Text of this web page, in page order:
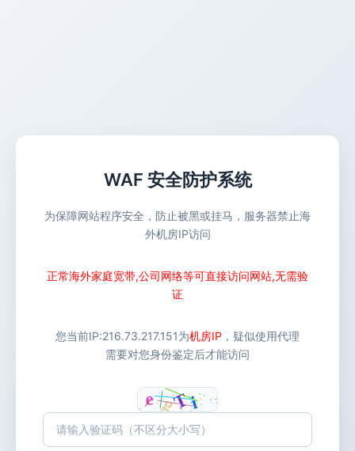
WAF 安全防护系统
为保障网站程序安全，防止被黑或挂马，服务器禁止海
外机房IP访问
正常海外家庭宽带,公司网络等可直接访问网站,无需验
证
您当前IP:216.73.217.151为机房IP ，疑似使用代理
需要对您身份鉴定后才能访问